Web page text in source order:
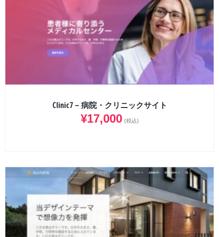
Clinic7 – 病院・クリニックサイト
¥17,000 (税込)